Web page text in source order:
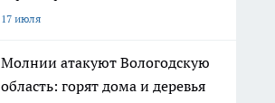
17 июля
Молнии атакуют Вологодскую
область: горят дома и деревья